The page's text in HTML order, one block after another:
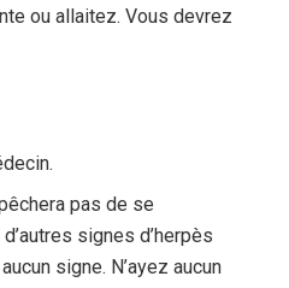
ou allaitez. Vous devrez
pas de se
signes d’herpès
signe. N’ayez aucun